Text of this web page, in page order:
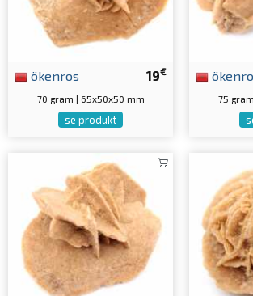
19€
ökenros
70 gram | 65x50x50 mm
se produkt
75